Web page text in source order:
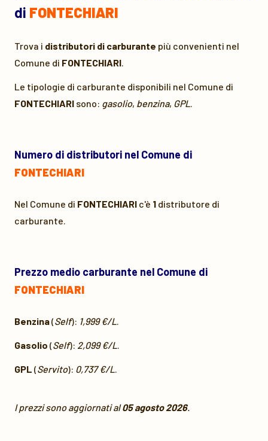
di FONTECHIARI
Trova i distributori di carburante più convenienti nel
Comune di FONTECHIARI.
Le tipologie di carburante disponibili nel Comune di
FONTECHIARI sono: gasolio, benzina, GPL.
Numero di distributori nel Comune di
FONTECHIARI
Nel Comune di FONTECHIARI c'è 1 distributore di
carburante.
Prezzo medio carburante nel Comune di
FONTECHIARI
Benzina(Self): 1,999 €/L.
Gasolio (Self): 2,099 €/L.
GPL (Servito): 0,737 €/L.
I prezzi sono aggiornati al05 agosto 2026.